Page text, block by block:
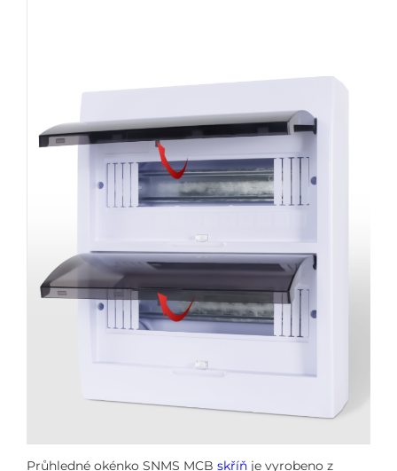
Průhledné okénko SNMS MCB skříň je vyrobeno z